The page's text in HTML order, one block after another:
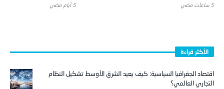
5 ساعات ‎مضي 5 أيام ‎مضي
الأكثر قراءة
اقتصاد الجغرافيا السياسية: كيف يعيد الشرق الأوسط تشكيل النظام
التجاري العالمي؟